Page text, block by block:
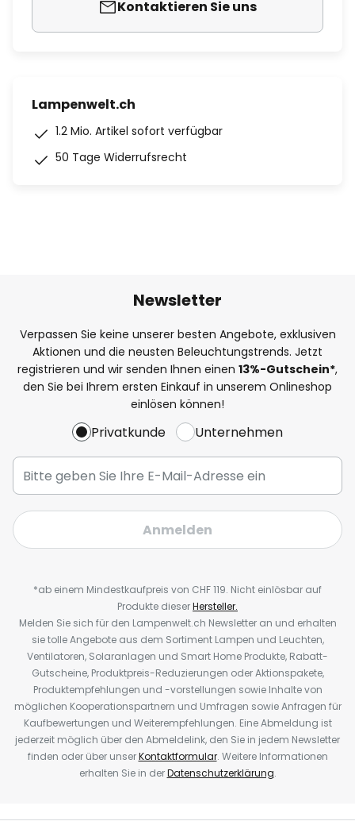
Kontaktieren Sie uns
Lampenwelt.ch
1.2 Mio. Artikel sofort verfügbar
50 Tage Widerrufsrecht
Newsletter
Verpassen Sie keine unserer besten Angebote, exklusiven
Aktionen und die neusten Beleuchtungstrends. Jetzt
registrieren und wir senden Ihnen einen 13%-Gutschein*,
den Sie bei Ihrem ersten Einkauf in unserem Onlineshop
einlösen können!
Privatkunde Unternehmen
Anmelden
*ab einem Mindestkaufpreis von CHF 119. Nicht einlösbar auf
Produkte dieserHersteller.
Melden Sie sich für den Lampenwelt.ch Newsletter an und erhalten
sie tolle Angebote aus dem Sortiment Lampen und Leuchten,
Ventilatoren, Solaranlagen und Smart Home Produkte, Rabatt-
Gutscheine, Produktpreis-Reduzierungen oder Aktionspakete,
Produktempfehlungen und -vorstellungen sowie Inhalte von
möglichen Kooperationspartnern und Umfragen sowie Anfragen für
Kaufbewertungen und Weiterempfehlungen. Eine Abmeldung ist
jederzeit möglich über den Abmeldelink, den Sie in jedem Newsletter
finden oder über unserKontaktformular. Weitere Informationen
erhalten Sie in derDatenschutzerklärung.